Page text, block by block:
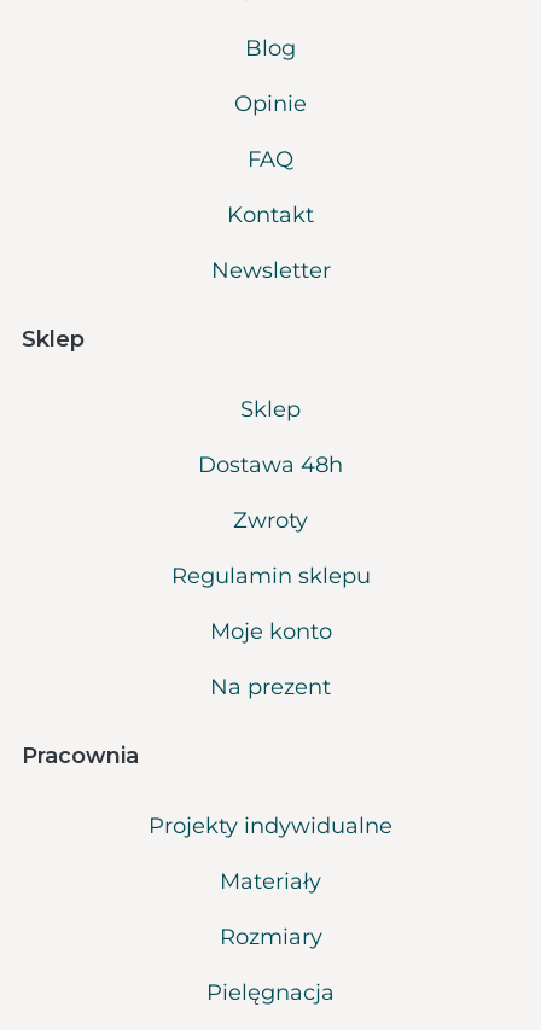
Blog
Opinie
FAQ
Kontakt
Newsletter
Sklep
Sklep
Dostawa 48h
Zwroty
Regulamin sklepu
Moje konto
Na prezent
Pracownia
Projekty indywidualne
Materiały
Rozmiary
Pielęgnacja